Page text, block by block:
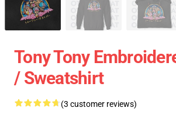
Tony Tony
/ Sweatshirt
(3 customer reviews)